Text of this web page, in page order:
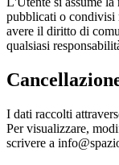
pubblicati o condivisi
avere il diritto di
qualsiasi
I dati raccolti
Per visualizzare,
scrivere a